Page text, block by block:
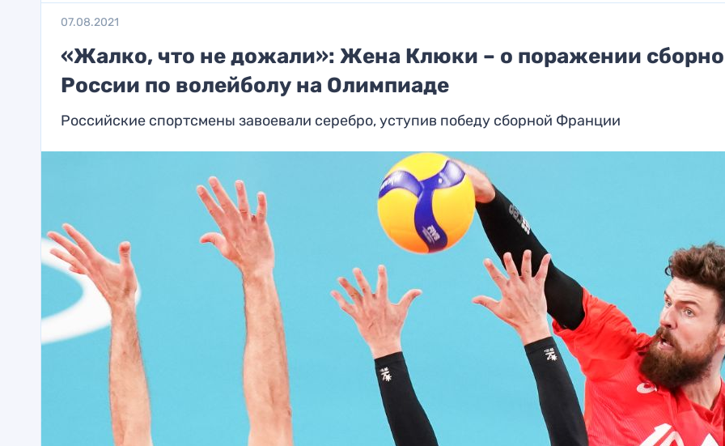
07.08.2021
«Жалко, что не дожали»: Жена Клюки – о поражении
России по волейболу на Олимпиаде
Российские спортсмены завоевали серебро, уступив победу сборной Франции